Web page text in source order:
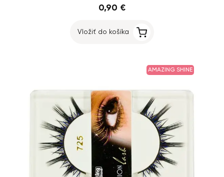
0,90 €
Vložiť do košíka
AMAZING SHINE